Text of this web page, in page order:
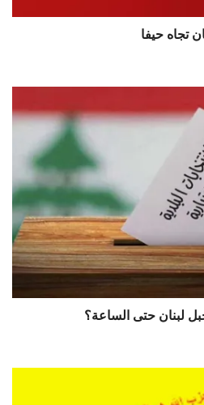
تجاه حيفا
لبنان حتى الساعة؟